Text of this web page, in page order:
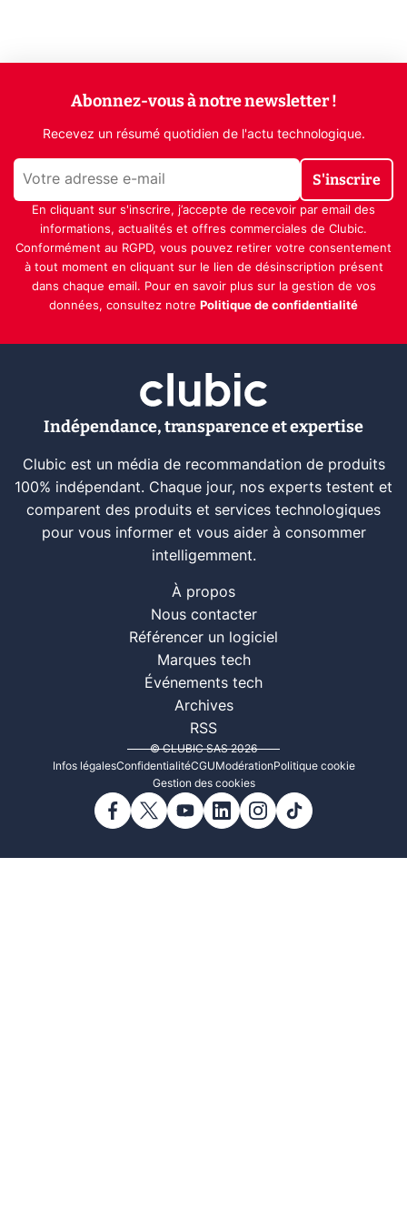
Abonnez-vous à notre newsletter !
Recevez un résumé quotidien de l'actu technologique.
S'inscrire
En cliquant sur s'inscrire, j’accepte de recevoir par email des
informations, actualités et offres commerciales de Clubic.
Conformément au RGPD, vous pouvez retirer votre consentement
à tout moment en cliquant sur le lien de désinscription présent
dans chaque email. Pour en savoir plus sur la gestion de vos
données, consultez notre Politique de confidentialité
Indépendance, transparence et expertise
Clubic est un média de recommandation de produits
100% indépendant. Chaque jour, nos experts testent et
comparent des produits et services technologiques
pour vous informer et vous aider à consommer
intelligemment.
À propos
Nous contacter
Référencer un logiciel
Marques tech
Événements tech
Archives
RSS
© CLUBIC SAS 2026
Infos légalesConfidentialitéCGUModérationPolitique cookie
Gestion des cookies